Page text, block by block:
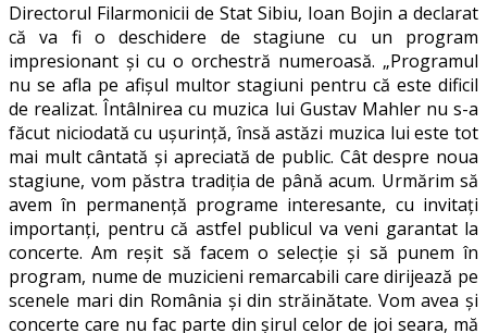
Directorul Filarmonicii de Stat Sibiu, Ioan Bojin a declarat
că va fi o deschidere de stagiune cu un program
impresionant și cu o orchestră numeroasă. „Programul
nu se afla pe afișul multor stagiuni pentru că este dificil
de realizat. Întâlnirea cu muzica lui Gustav Mahler nu s-a
făcut niciodată cu ușurință, însă astăzi muzica lui este tot
mai mult cântată și apreciată de public. Cât despre noua
stagiune, vom păstra tradiția de până acum. Urmărim să
avem în permanență programe interesante, cu invitați
importanți, pentru că astfel publicul va veni garantat la
concerte. Am reșit să facem o selecție și să punem în
program, nume de muzicieni remarcabili care dirijează pe
scenele mari din România și din străinătate. Vom avea și
concerte care nu fac parte din șirul celor de joi seara, mă